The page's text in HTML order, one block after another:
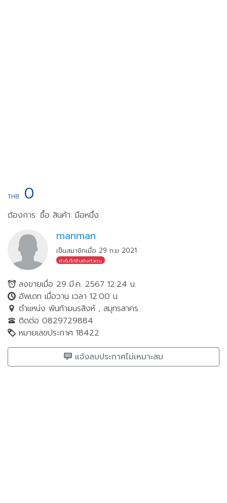
THB 0
ต้องการ: ซื้อ สินค้า: มือหนึ่ง
manman
เป็นสมาชิกเมื่อ 29 ก.ย 2021
ยังไม่ได้ยืนยันตัวตน
ลงขายเมื่อ 29 มี.ค. 2567 12:24 น.
อัพเดท เมื่อวาน เวลา 12:00 น.
ตำแหน่ง พันท้ายนรสิงห์ , สมุทรสาคร
ติดต่อ 0829729884
หมายเลขประกาศ 18422
แจ้งลบประกาศไม่เหมาะสม